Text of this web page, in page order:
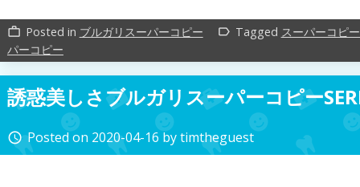
work_outline Posted in ブルガリスーパーコピー label_outline Tagged スーパーコピ
パーコピー
誘惑美しさブルガリスーパーコピー
access_time Posted on 2020-04-16 bytimtheguest